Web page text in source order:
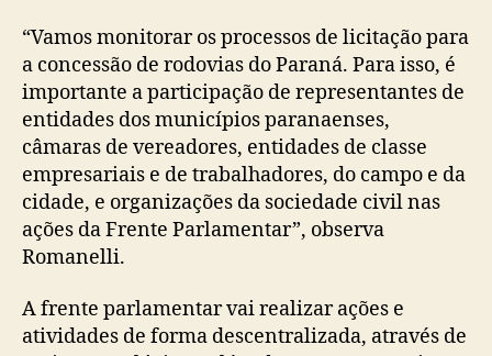
“Vamos monitorar os processos de licitação para
a concessão de rodovias do Paraná. Para isso, é
importante a participação de representantes de
entidades dos municípios paranaenses,
câmaras de vereadores, entidades de classe
empresariais e de trabalhadores, do campo e da
cidade, e organizações da sociedade civil nas
ações da Frente Parlamentar”, observa
Romanelli.
A frente parlamentar vai realizar ações e
atividades de forma descentralizada, através de